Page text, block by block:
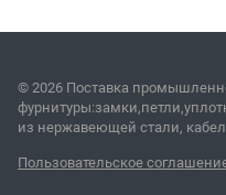
© 2026 Поставка
из нержавеющей стали,
Пользовательское